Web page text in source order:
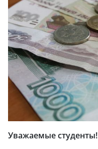
Уважаемые студенты!